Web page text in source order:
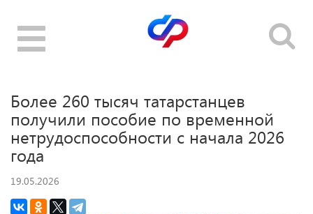
Toggle
navigation
Более 260 тысяч татарстанцев
получили пособие по временной
нетрудоспособности с начала 2026
года
19.05.2026